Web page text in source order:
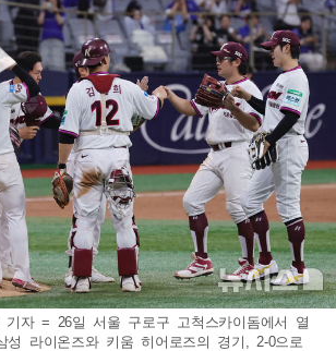
기자 = 26일 서울 구로구 고척스카이돔에서 열
라이온즈와 키움 히어로즈의 경기, 2-0으로